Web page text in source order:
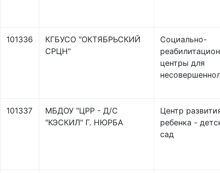
101336
КГБУСО "ОКТЯБРЬСКИЙ
СРЦН"
Социально-
центры для
101337
МБДОУ "ЦРР - Д/С
"КЭСКИЛ" Г. НЮРБА
Центр
ребенка -
сад